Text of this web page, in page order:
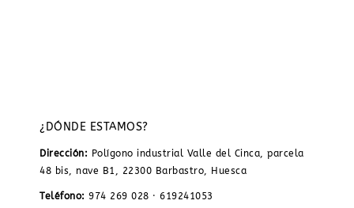
¿DÓNDE ESTAMOS?
Dirección: Polígono industrial Valle del Cinca, parcela
48 bis, nave B1, 22300 Barbastro, Huesca
Teléfono: 974 269 028 · 619241053